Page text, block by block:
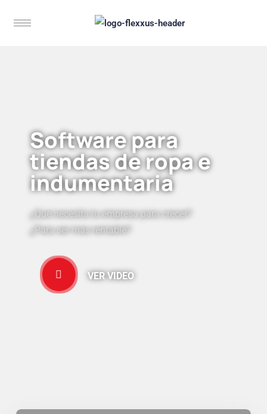
Software para
tiendas de ropa e
indumentaria
¿Qué necesita tu empresa para crecer?
¿Para ser más rentable?
VER VIDEO